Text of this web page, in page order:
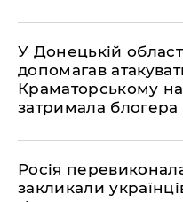
У Донецькій
допомагав
Краматорському
затримала блогера
Росія
закликали